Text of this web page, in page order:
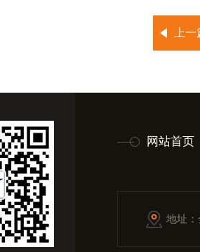
上
网站首页
地址